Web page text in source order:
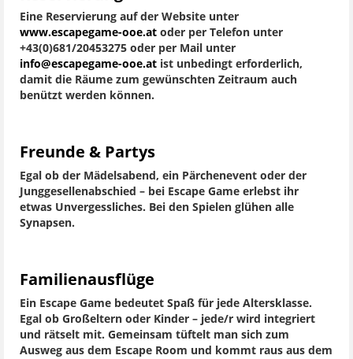
Eine Reservierung auf der Website unter
www.escapegame-ooe.at oder per Telefon unter
+43(0)681/20453275 oder per Mail unter
info@escapegame-ooe.at ist unbedingt erforderlich,
damit die Räume zum gewünschten Zeitraum auch
benützt werden können.
Freunde & Partys
Egal ob der Mädelsabend, ein Pärchenevent oder der
Junggesellenabschied – bei Escape Game erlebst ihr
etwas Unvergessliches. Bei den Spielen glühen alle
Synapsen.
Familienausflüge
Ein Escape Game bedeutet Spaß für jede Altersklasse.
Egal ob Großeltern oder Kinder – jede/r wird integriert
und rätselt mit. Gemeinsam tüftelt man sich zum
Ausweg aus dem Escape Room und kommt raus aus dem